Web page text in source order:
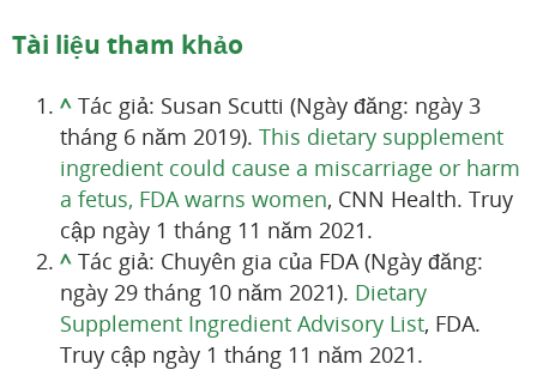
Tài liệu tham khảo
^ Tác giả: Susan Scutti (Ngày đăng: ngày 3
tháng 6 năm 2019). This dietary supplement
ingredient could cause a miscarriage or harm
a fetus, FDA warns women, CNN Health. Truy
cập ngày 1 tháng 11 năm 2021.
^ Tác giả: Chuyên gia của FDA (Ngày đăng:
ngày 29 tháng 10 năm 2021). Dietary
Supplement Ingredient Advisory List, FDA.
Truy cập ngày 1 tháng 11 năm 2021.